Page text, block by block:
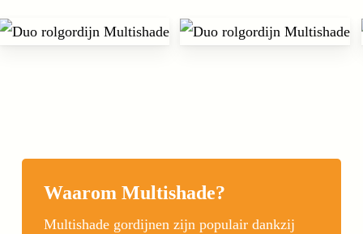
Waarom Multishade?
Multishade gordijnen zijn populair dankzij